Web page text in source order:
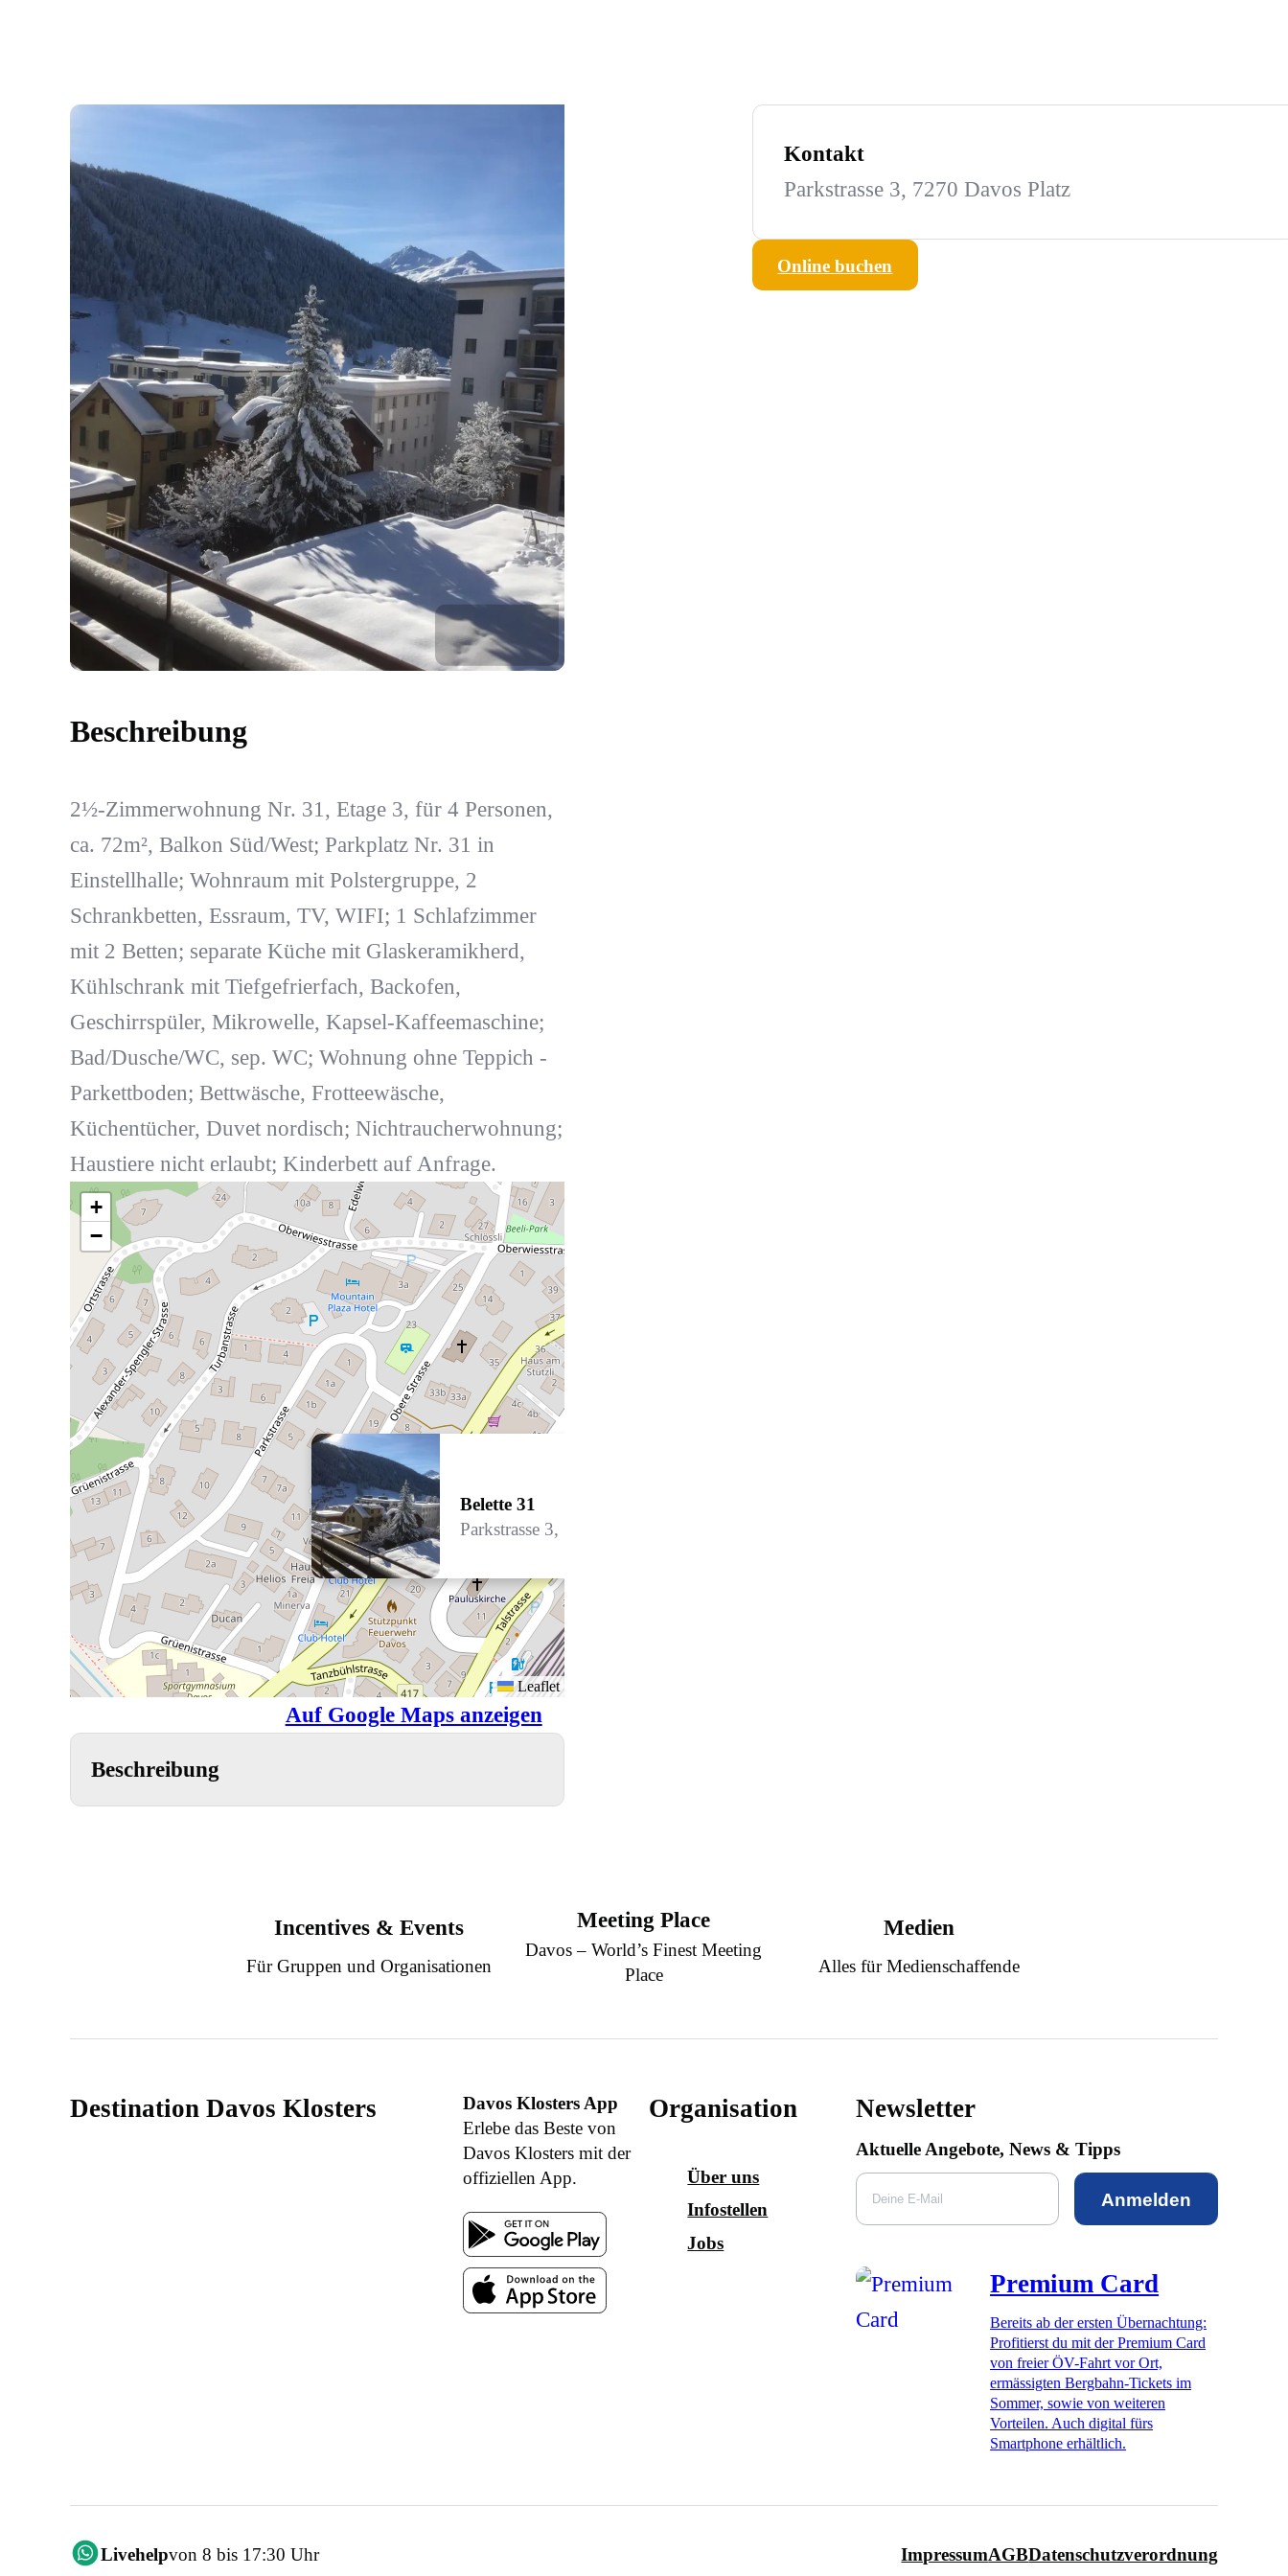
Beschreibung
2½-Zimmerwohnung Nr. 31, Etage 3, für 4 Personen,
ca. 72m², Balkon Süd/West; Parkplatz Nr. 31 in
Einstellhalle; Wohnraum mit Polstergruppe, 2
Schrankbetten, Essraum, TV, WIFI; 1 Schlafzimmer
mit 2 Betten; separate Küche mit Glaskeramikherd,
Kühlschrank mit Tiefgefrierfach, Backofen,
Geschirrspüler, Mikrowelle, Kapsel-Kaffeemaschine;
Bad/Dusche/WC, sep. WC; Wohnung ohne Teppich -
Parkettboden; Bettwäsche, Frotteewäsche,
Küchentücher, Duvet nordisch; Nichtraucherwohnung;
Haustiere nicht erlaubt; Kinderbett auf Anfrage.
Belette 31
Parkstrasse 3, 7270 Davos Platz
+
−
Leaflet
Auf Google Maps anzeigen
Beschreibung
Kontakt
Parkstrasse 3, 7270 Davos Platz
Online buchen
Incentives & Events
Für Gruppen und Organisationen
Meeting Place
Davos – World’s Finest Meeting
Place
Medien
Alles für Medienschaffende
Destination Davos Klosters
Davos Klosters App
Erlebe das Beste von
Davos Klosters mit der
offiziellen App.
Organisation
Über uns
Infostellen
Jobs
Newsletter
Aktuelle Angebote, News & Tipps
Anmelden
Premium Card
Bereits ab der ersten Übernachtung:
Profitierst du mit der Premium Card
von freier ÖV-Fahrt vor Ort,
ermässigten Bergbahn-Tickets im
Sommer, sowie von weiteren
Vorteilen. Auch digital fürs
Smartphone erhältlich.
Livehelpvon 8 bis 17:30 Uhr ImpressumAGBDatenschutzverordnung